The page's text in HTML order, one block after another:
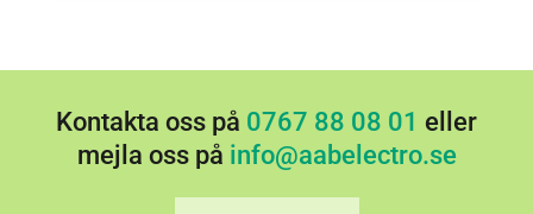
Kontakta oss på 0767 88 08 01 eller
mejla oss på info@aabelectro.se